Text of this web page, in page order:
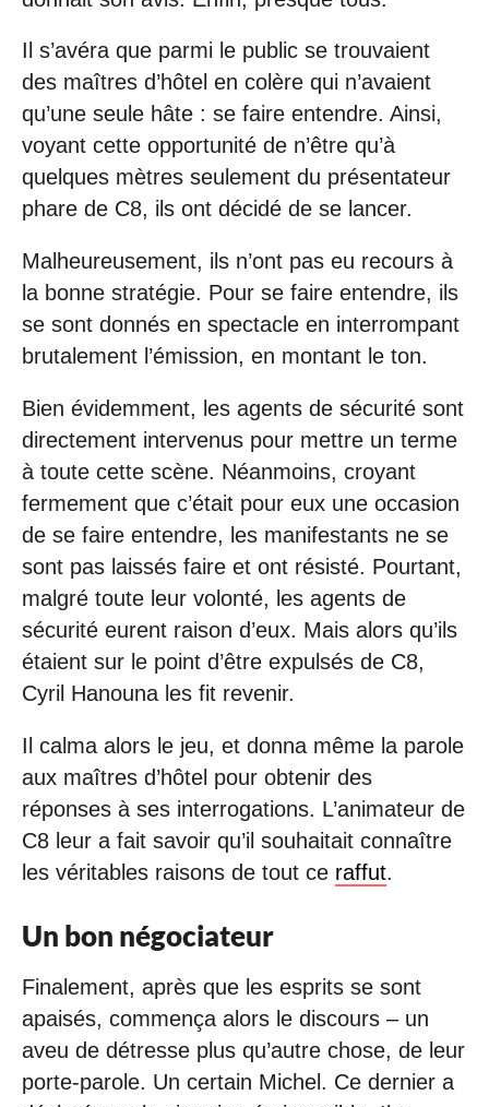
Il s’avéra que parmi le public se trouvaient
des maîtres d’hôtel en colère qui n’avaient
qu’une seule hâte : se faire entendre. Ainsi,
voyant cette opportunité de n’être qu’à
quelques mètres seulement du présentateur
phare de C8, ils ont décidé de se lancer.
Malheureusement, ils n’ont pas eu recours à
la bonne stratégie. Pour se faire entendre, ils
se sont donnés en spectacle en interrompant
brutalement l’émission, en montant le ton.
Bien évidemment, les agents de sécurité sont
directement intervenus pour mettre un terme
à toute cette scène. Néanmoins, croyant
fermement que c’était pour eux une occasion
de se faire entendre, les manifestants ne se
sont pas laissés faire et ont résisté. Pourtant,
malgré toute leur volonté, les agents de
sécurité eurent raison d’eux. Mais alors qu’ils
étaient sur le point d’être expulsés de C8,
Cyril Hanouna les fit revenir.
Il calma alors le jeu, et donna même la parole
aux maîtres d’hôtel pour obtenir des
réponses à ses interrogations. L’animateur de
C8 leur a fait savoir qu’il souhaitait connaître
les véritables raisons de tout ce raffut.
Un bon négociateur
Finalement, après que les esprits se sont
apaisés, commença alors le discours – un
aveu de détresse plus qu’autre chose, de leur
porte-parole. Un certain Michel. Ce dernier a